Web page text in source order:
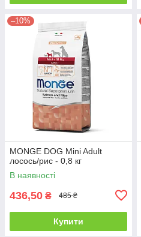
–10%
MONGE DOG Mini Adult
лосось/рис - 0,8 кг
В наявності
436,50 ₴ 485 ₴
Купити